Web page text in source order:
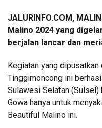
JALURINFO.COM,
Malino 2024 yang
berjalan lancar dan
Kegiatan yang
Tinggimoncong ini
Sulawesi Selatan (Sulsel)
Gowa hanya untuk
Beautiful Malino ini.